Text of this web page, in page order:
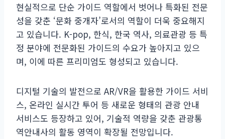
현실적으로 단순 가이드 역할에서 벗어나 특화된 전문
성을 갖춘 ‘문화 중개자’로서의 역할이 더욱 중요해지
고 있습니다. K-pop, 한식, 한국 역사, 의료관광 등 특
정 분야에 전문화된 가이드의 수요가 높아지고 있으
며, 이에 따른 프리미엄도 형성되고 있습니다.
디지털 기술의 발전으로 AR/VR을 활용한 가이드 서비
스, 온라인 실시간 투어 등 새로운 형태의 관광 안내
서비스도 등장하고 있어, 기술적 역량을 갖춘 관광통
역안내사의 활동 영역이 확장될 전망입니다.